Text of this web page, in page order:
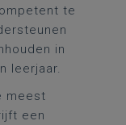
te
in
leerjaar.
meest
een